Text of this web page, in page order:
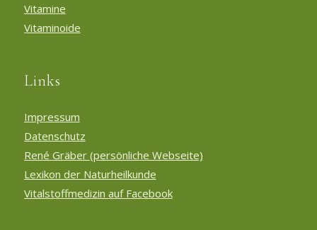
Vitamine
Vitaminoide
Links
Impressum
Datenschutz
René Gräber (persönliche Webseite)
Lexikon der Naturheilkunde
Vitalstoffmedizin auf Facebook